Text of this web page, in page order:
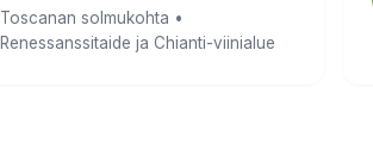
Toscanan solmukohta •
Renessanssitaide ja Chianti-viinialue